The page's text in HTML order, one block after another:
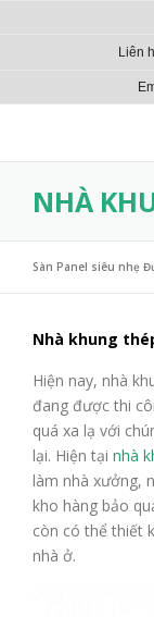
Liên
NHÀ
Sàn Panel siêu nhẹ
Nhà khung
Hiện nay, nhà
đang được thi
quá xa lạ với
lại. Hiện tại nhà
làm nhà xưởng,
kho hàng bảo
còn có thể thiết
nhà ở.